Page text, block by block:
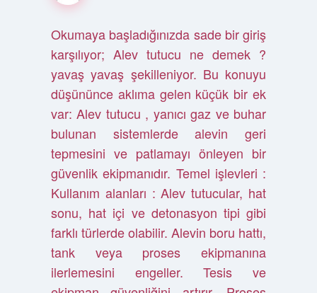
Okumaya başladığınızda sade bir giriş
karşılıyor; Alev tutucu ne demek ?
yavaş yavaş şekilleniyor. Bu konuyu
düşününce aklıma gelen küçük bir ek
var: Alev tutucu , yanıcı gaz ve buhar
bulunan sistemlerde alevin geri
tepmesini ve patlamayı önleyen bir
güvenlik ekipmanıdır. Temel işlevleri :
Kullanım alanları : Alev tutucular, hat
sonu, hat içi ve detonasyon tipi gibi
farklı türlerde olabilir. Alevin boru hattı,
tank veya proses ekipmanına
ilerlemesini engeller. Tesis ve